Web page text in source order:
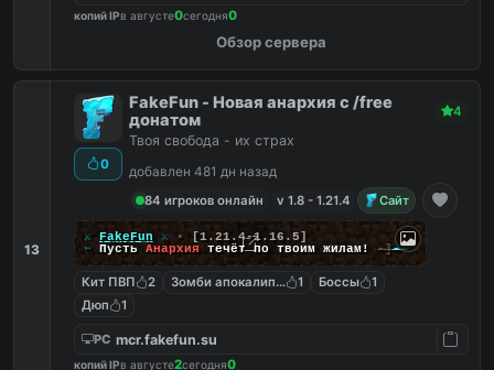
копий IPв августе0сегодня0
Обзор сервера
13
0
FakeFun - Новая анархия с /free
донатом
4
Твоя свобода - их страх
добавлен 481 дн назад
84 игроков онлайн
v 1.8 - 1.21.4 Сайт
╔ ⚔ FakeFun ⚔ ▪
[1.21.4-1.16.5]
╚ ➵ Пусть Анархия течёт по твоим жилам! -]--
Кит ПВП 2 Зомби апокалипсис1 Боссы
1
Дюп
1
PC mcr.fakefun.su
копий IPв августе2сегодня0